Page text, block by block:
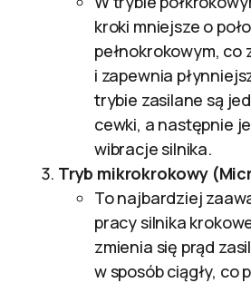
kroki mniejsze o
pełnokrokowym, co
i zapewnia
trybie zasilane są
cewki, a następnie
wibracje silnika.
Tryb mikrokrokowy
To najbardziej
pracy silnika
zmienia się prąd
w sposób ciągły, co